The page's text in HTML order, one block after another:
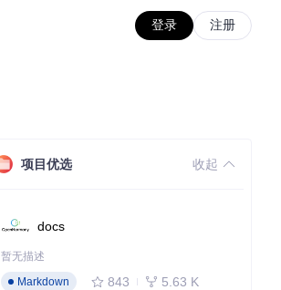
登录 注册
项目优选 收起
docs
暂无描述
Markdown
843 5.63 K